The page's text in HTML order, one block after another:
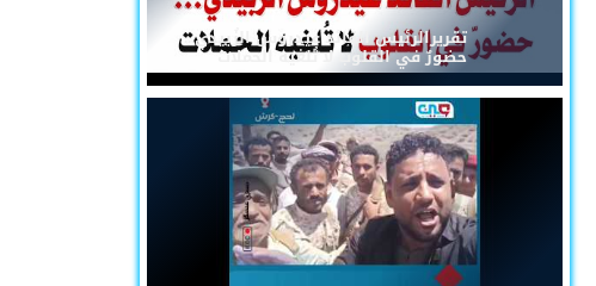
تقريرالرئيس القائد عيدروس الزُبيدي...
حضورٌ في القلوب لا تُلغيه الحملات